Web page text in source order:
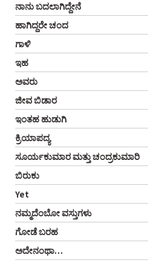
ನಾನು ಬದಲಾಗಿದ್ದೇನೆ
ಹಾಗಿದ್ದರೇ ಚಂದ
ಗಾಳಿ
ಇಹ
ಅವರು
ಜೀವ ಬಿಡಾರ
ಇಂತಹ ಹುಡುಗಿ
ಕ್ರಿಯಾಪದ್ಯ
ಸೂರ್ಯಕುಮಾರ ಮತ್ತು ಚಂದ್ರಕುಮಾರಿ
ಬಿರುಕು
Yet
ನಮ್ಮದೆಂಬೋ ವಸ್ತುಗಳು
ಗೋಡೆ ಬರಹ
ಅದೇನಂಥಾ…